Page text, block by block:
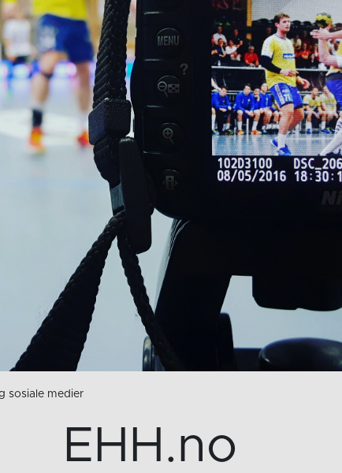
sosiale medier
EHH.no